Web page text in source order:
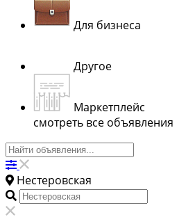
Для бизнеса
Другое
Маркетплейс
смотреть все объявления
Нестеровская